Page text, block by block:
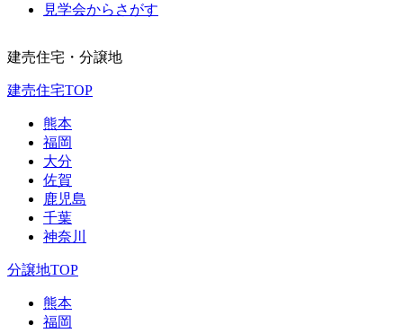
見学会からさがす
建売住宅・分譲地
建売住宅TOP
熊本
福岡
大分
佐賀
鹿児島
千葉
神奈川
分譲地TOP
熊本
福岡